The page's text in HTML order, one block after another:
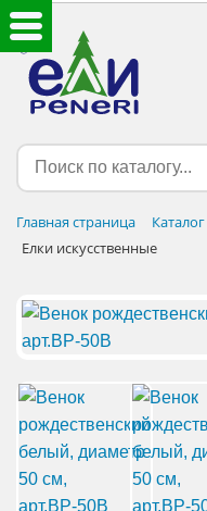
Главная страница Каталог
Елки искусственные
ЕЛКИ
ЕЛОЧНЫЕ
НОВОГОДНИЙ ДЕКОР
ДОСТАВКА В
ДОСТАВКА
ОПЛАТА
АКЦИИ И ПОДАРКИ